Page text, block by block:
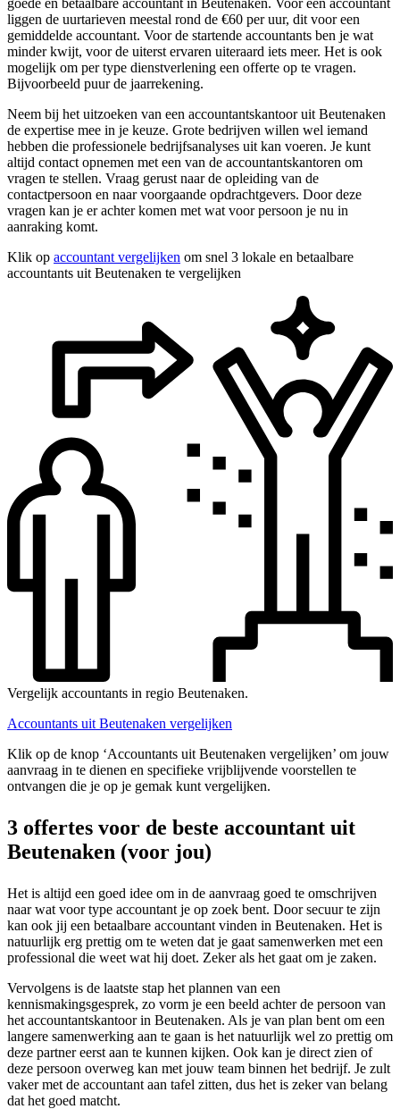
liggen de uurtarieven meestal rond de €60 per uur, dit voor een
gemiddelde accountant. Voor de startende accountants ben je wat
minder kwijt, voor de uiterst ervaren uiteraard iets meer. Het is ook
mogelijk om per type dienstverlening een offerte op te vragen.
Bijvoorbeeld puur de jaarrekening.
Neem bij het uitzoeken van een accountantskantoor uit Beutenaken
de expertise mee in je keuze. Grote bedrijven willen wel iemand
hebben die professionele bedrijfsanalyses uit kan voeren. Je kunt
altijd contact opnemen met een van de accountantskantoren om
vragen te stellen. Vraag gerust naar de opleiding van de
contactpersoon en naar voorgaande opdrachtgevers. Door deze
vragen kan je er achter komen met wat voor persoon je nu in
aanraking komt.
Klik op accountant vergelijken om snel 3 lokale en betaalbare
accountants uit Beutenaken te vergelijken
Vergelijk accountants in regio Beutenaken.
Accountants uit Beutenaken vergelijken
Klik op de knop ‘Accountants uit Beutenaken vergelijken’ om jouw
aanvraag in te dienen en specifieke vrijblijvende voorstellen te
ontvangen die je op je gemak kunt vergelijken.
3 offertes voor de beste accountant uit
Beutenaken (voor jou)
Het is altijd een goed idee om in de aanvraag goed te omschrijven
naar wat voor type accountant je op zoek bent. Door secuur te zijn
kan ook jij een betaalbare accountant vinden in Beutenaken. Het is
natuurlijk erg prettig om te weten dat je gaat samenwerken met een
professional die weet wat hij doet. Zeker als het gaat om je zaken.
Vervolgens is de laatste stap het plannen van een
kennismakingsgesprek, zo vorm je een beeld achter de persoon van
het accountantskantoor in Beutenaken. Als je van plan bent om een
langere samenwerking aan te gaan is het natuurlijk wel zo prettig om
deze partner eerst aan te kunnen kijken. Ook kan je direct zien of
deze persoon overweg kan met jouw team binnen het bedrijf. Je zult
vaker met de accountant aan tafel zitten, dus het is zeker van belang
dat het goed matcht.